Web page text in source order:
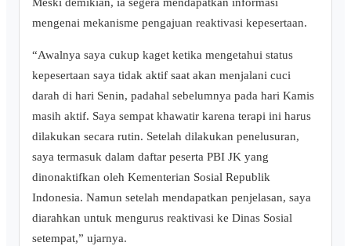
mengenai mekanisme pengajuan reaktivasi kepesertaan.
“Awalnya saya cukup kaget ketika mengetahui status
kepesertaan saya tidak aktif saat akan menjalani cuci
darah di hari Senin, padahal sebelumnya pada hari Kamis
masih aktif. Saya sempat khawatir karena terapi ini harus
dilakukan secara rutin. Setelah dilakukan penelusuran,
saya termasuk dalam daftar peserta PBI JK yang
dinonaktifkan oleh Kementerian Sosial Republik
Indonesia. Namun setelah mendapatkan penjelasan, saya
diarahkan untuk mengurus reaktivasi ke Dinas Sosial
setempat,” ujarnya.